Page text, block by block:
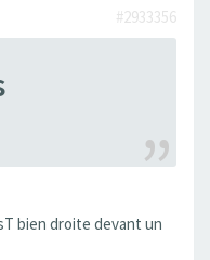
#2933356
bien droite devant un